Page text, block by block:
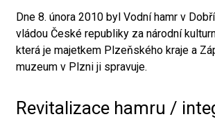
Dne 8. února 2010 byl Vodní hamr v
vládou České republiky za národní
která je majetkem Plzeňského kraje a
muzeum v Plzni ji spravuje.
Revitalizace hamru /